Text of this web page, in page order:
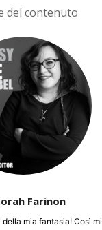
del contenuto
Farinon
della mia fantasia! Così mi